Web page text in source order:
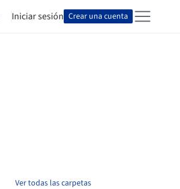
Iniciar sesión Crear una cuenta
Ver todas las carpetas